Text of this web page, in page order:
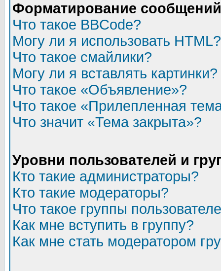
Форматирование
Что такое BBCode?
Могу ли я использовать HTML?
Что такое смайлики?
Могу ли я вставлять картинки?
Что такое «Объявление»?
Что такое «Прилепленная
Что значит «Тема закрыта»?
Уровни пользователей и
Кто такие администраторы?
Кто такие модераторы?
Что такое группы
Как мне вступить в группу?
Как мне стать модератором